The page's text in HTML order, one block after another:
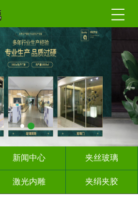
新闻中心 夹丝玻璃
激光内雕 夹绢夹胶